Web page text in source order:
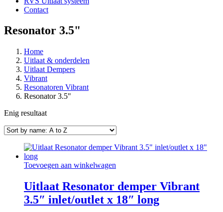
Contact
Resonator 3.5"
Home
Uitlaat & onderdelen
Uitlaat Dempers
Vibrant
Resonatoren Vibrant
Resonator 3.5"
Enig resultaat
Toevoegen aan winkelwagen
Uitlaat Resonator demper Vibrant
3.5″ inlet/outlet x 18″ long